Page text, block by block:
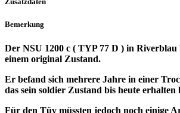
Bemerkung
Der NSU 1200 c ( TYP 77 D ) in Riverblau
einem original Zustand.
Er befand sich mehrere Jahre in einer
das sein soldier Zustand bis heute erhalten
Für den Tüv müssten jedoch noch einige